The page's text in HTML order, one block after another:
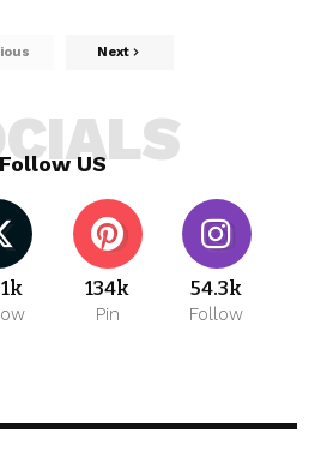
Next
Follow US
134k
Pin
54.3k
Follow